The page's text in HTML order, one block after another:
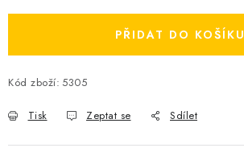
PŘIDAT DO KOŠÍKU
Kód zboží: 5305
Tisk Zeptat se Sdílet